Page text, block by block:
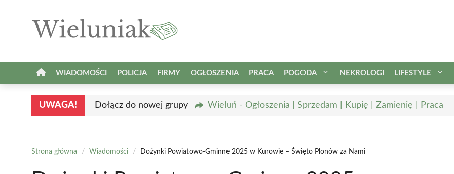
WIADOMOŚCI POLICJA FIRMY OGŁOSZENIA PRACA POGODA NEKROLOGI LIFESTYLE
UWAGA! Dołącz do nowej grupy Wieluń - Ogłoszenia | Sprzedam | Kupię | Zamienię | Praca
Strona główna / Wiadomości / Dożynki Powiatowo-Gminne 2025 w Kurowie – Święto Plonów za Nami